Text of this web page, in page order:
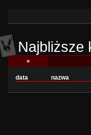
Najbliższe
»
data nazwa